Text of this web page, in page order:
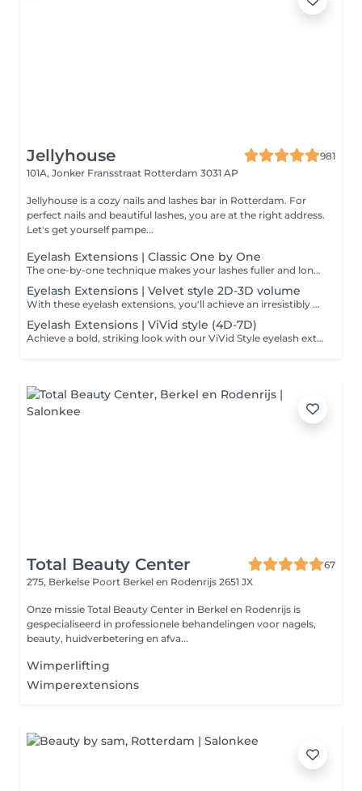
Jellyhouse
981
101A, Jonker Fransstraat Rotterdam 3031 AP
Jellyhouse is a cozy nails and lashes bar in Rotterdam. For
perfect nails and beautiful lashes, you are at the right address.
Let's get yourself pampe...
Eyelash Extensions | Classic One by One
The one-by-one technique makes your lashes fuller and longer, creating a natural effect. One individual lash extension is applied to each natural lash.
Eyelash Extensions | Velvet style 2D-3D volume
With these eyelash extensions, you'll achieve an irresistibly striking look. Two or three lash extensions are applied to each natural lash, making your lashes appear fuller and longer.
Eyelash Extensions | ViVid style (4D-7D)
Achieve a bold, striking look with our ViVid Style eyelash extensions. Multiple lash extensions (4D-7D) are applied to each natural lash, creating a fuller, longer, and more voluminous effect.
Total Beauty Center
67
275, Berkelse Poort Berkel en Rodenrijs 2651 JX
Onze missie Total Beauty Center in Berkel en Rodenrijs is
gespecialiseerd in professionele behandelingen voor nagels,
beauty, huidverbetering en afva...
Wimperlifting
Wimperextensions